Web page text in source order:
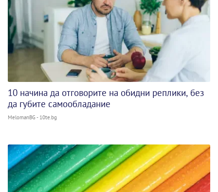
10 начина да отговорите на обидни реплики, без
да губите самообладание
MelomanBG - 10te.bg